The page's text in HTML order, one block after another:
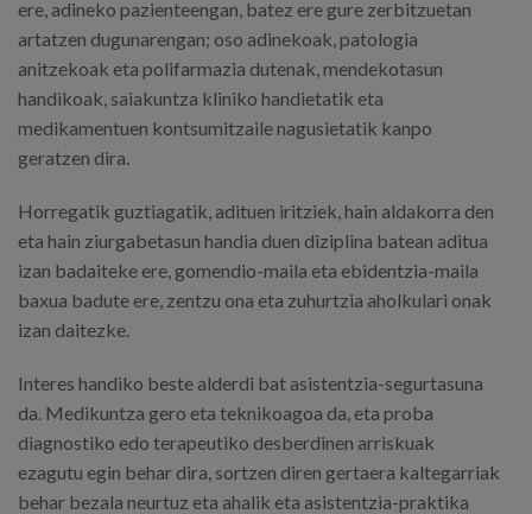
ere, adineko pazienteengan, batez ere gure zerbitzuetan
artatzen dugunarengan; oso adinekoak, patologia
anitzekoak eta polifarmazia dutenak, mendekotasun
handikoak, saiakuntza kliniko handietatik eta
medikamentuen kontsumitzaile nagusietatik kanpo
geratzen dira.
Horregatik guztiagatik, adituen iritziek, hain aldakorra den
eta hain ziurgabetasun handia duen diziplina batean aditua
izan badaiteke ere, gomendio-maila eta ebidentzia-maila
baxua badute ere, zentzu ona eta zuhurtzia aholkulari onak
izan daitezke.
Interes handiko beste alderdi bat asistentzia-segurtasuna
da. Medikuntza gero eta teknikoagoa da, eta proba
diagnostiko edo terapeutiko desberdinen arriskuak
ezagutu egin behar dira, sortzen diren gertaera kaltegarriak
behar bezala neurtuz eta ahalik eta asistentzia-praktika